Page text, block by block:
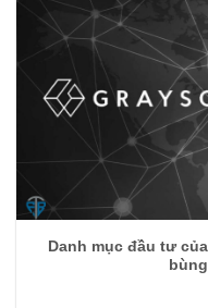
Danh mục đầu tư